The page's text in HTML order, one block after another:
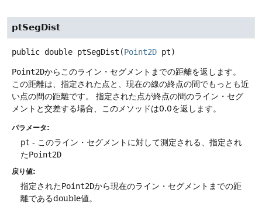
ptSegDist
public double ptSegDist (Point2D pt)
Point2Dからこのライン・セグメントまでの距離を返します。
この距離は、指定された点と、現在の線の終点の間でもっとも近
い点の間の距離です。
指定された点が終点の間のライン・セグ
メントと交差する場合、このメソッドは0.0を返します。
パラメータ:
pt - このライン・セグメントに対して測定される、指定され
たPoint2D
戻り値:
指定されたPoint2Dから現在のライン・セグメントまでの距
離であるdouble値。